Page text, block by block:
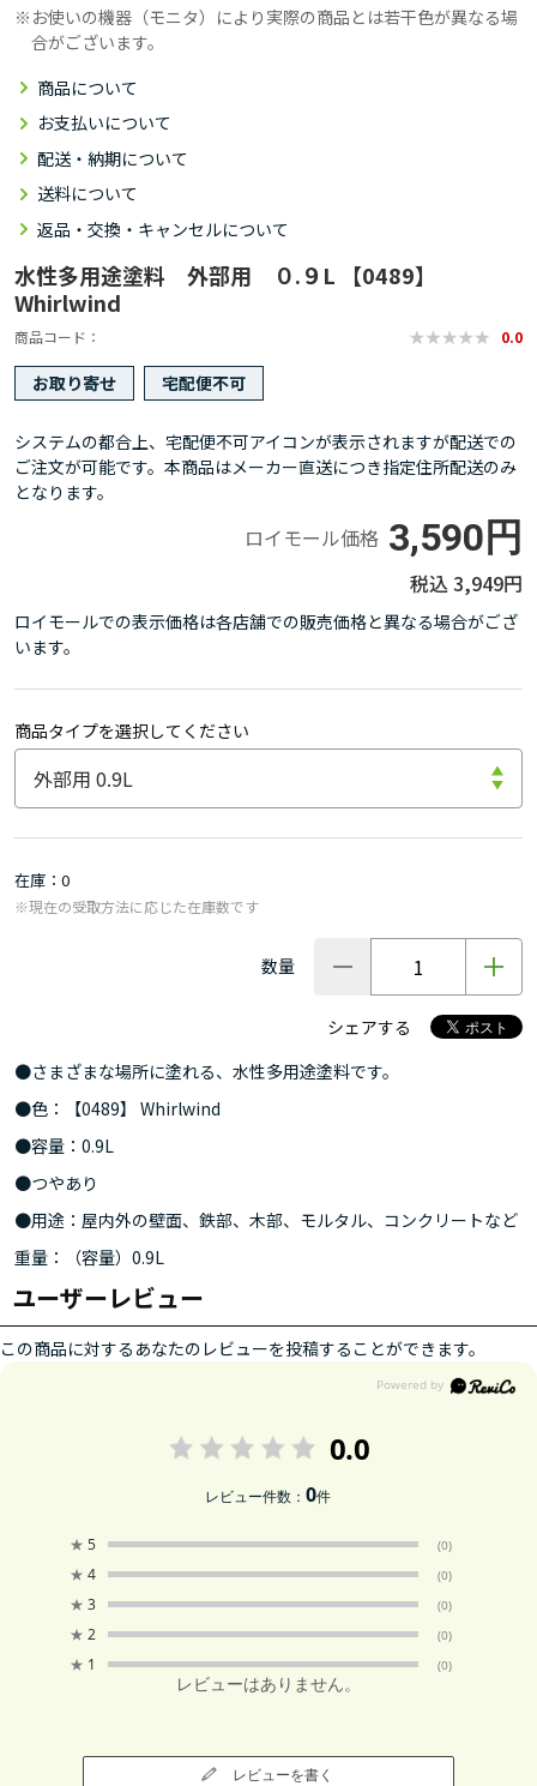
お使いの機器（モニタ）により実際の商品とは若干色が異なる場
合がございます。
商品について
お支払いについて
配送・納期について
送料について
返品・交換・キャンセルについて
水性多用途塗料 外部用 ０.９L 【0489】
Whirlwind
商品コード 0.0
お取り寄せ 宅配便不可
システムの都合上、宅配便不可アイコンが表示されますが配送での
ご注文が可能です。本商品はメーカー直送につき指定住所配送のみ
となります。
ロイモール価格 3,590円
3,949円
ロイモールでの表示価格は各店舗での販売価格と異なる場合がござ
います。
商品タイプを選択してください
在庫 0
※現在の受取方法に応じた在庫数です
数量
シェアする
●さまざまな場所に塗れる、水性多用途塗料です。
●色：【0489】 Whirlwind
●容量：0.9L
●つやあり
●用途：屋内外の壁面、鉄部、木部、モルタル、コンクリートなど
重量：（容量）0.9L
ユーザーレビュー
この商品に対するあなたのレビューを投稿することができます。
0.0
レビュー件数：0件
★ 5 (0)
★ 4 (0)
★ 3 (0)
★ 2 (0)
★ 1 (0)
レビューはありません。
レビューを書く